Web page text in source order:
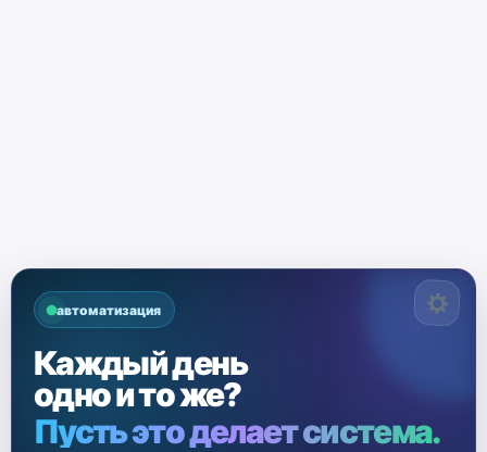
автоматизация
Каждый день
одно и то же?
Пусть это делает система.